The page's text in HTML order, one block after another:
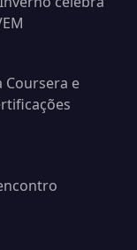
Coursera e